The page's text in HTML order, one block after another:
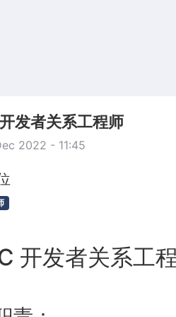
发者关系工程师
2022 - 11:45
开发者关系工